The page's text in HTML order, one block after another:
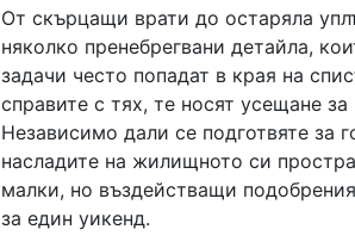
От скърцащи врати до остаряла
няколко пренебрегвани детайла,
задачи често попадат в края на
справите с тях, те носят усещане
Независимо дали се подготвяте за
насладите на жилищното си
малки, но въздействащи
за един уикенд.